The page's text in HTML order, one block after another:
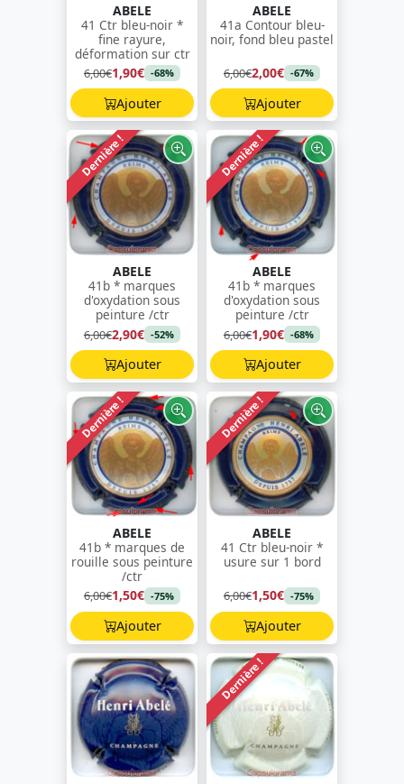
ABELE
41 Ctr bleu-noir *
fine rayure,
déformation sur ctr
6,00€1,90€ -68%
Ajouter
ABELE
41a Contour bleu-
noir, fond bleu pastel
6,00€2,00€ -67%
Ajouter
Dernière !
ABELE
41b * marques
d'oxydation sous
peinture /ctr
6,00€2,90€ -52%
Ajouter
Dernière !
ABELE
41b * marques
d'oxydation sous
peinture /ctr
6,00€1,90€ -68%
Ajouter
Dernière !
ABELE
41b * marques de
rouille sous peinture
/ctr
6,00€1,50€ -75%
Ajouter
Dernière !
ABELE
41 Ctr bleu-noir *
usure sur 1 bord
6,00€1,50€ -75%
Ajouter
Dernière !